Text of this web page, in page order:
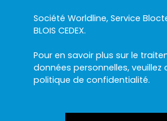
Société Worldline, Service Bloctel,
BLOIS CEDEX.
Pour en savoir plus sur le
données personnelles, veuillez
politique de confidentialité.